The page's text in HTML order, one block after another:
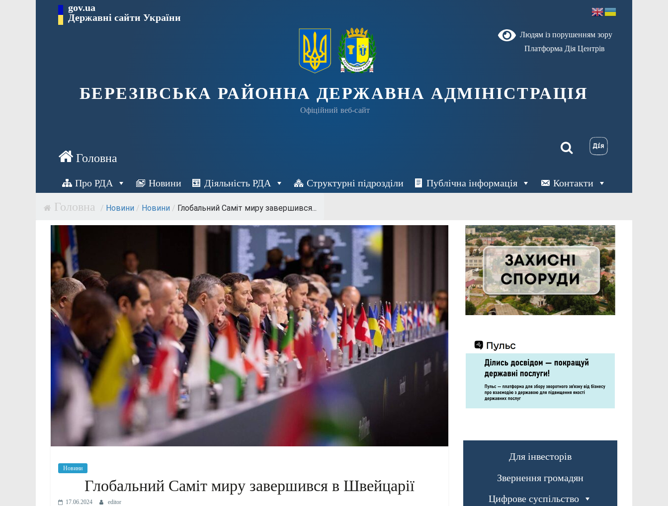
Перейти gov.ua
Державні сайти України
Людям із порушенням зору
Платформа Дія Центрів
БЕРЕЗІВСЬКА РАЙОННА ДЕРЖАВНА АДМІНІСТРАЦІЯ
Офіційний веб-сайт
Про РДА Новини Діяльність РДА Структурні підрозділи Публічна інформація Контакти
/ Новини / Новини / Глобальний Саміт миру завершився...
Новини
Глобальний Саміт миру завершився в Швейцарії
17.06.2024 editor
Для інвесторів
Звернення громадян
Цифрове суспільство